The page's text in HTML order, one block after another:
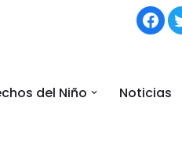
del Niño Noticias